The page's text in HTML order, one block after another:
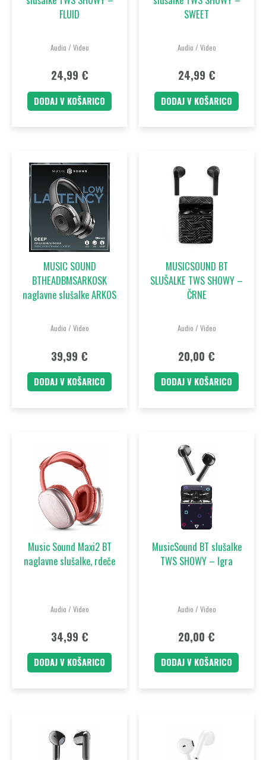
FLUID
Audio / Video
24,99 €
DODAJ V KOŠARICO
SWEET
Audio / Video
24,99 €
DODAJ V KOŠARICO
MUSIC SOUND
BTHEADBMSARKOSK
naglavne slušalke ARKOS
Audio / Video
39,99 €
DODAJ V KOŠARICO
MUSICSOUND BT
SLUŠALKE TWS SHOWY –
ČRNE
Audio / Video
20,00 €
DODAJ V KOŠARICO
Music Sound Maxi2 BT
naglavne slušalke, rdeče
Audio / Video
34,99 €
DODAJ V KOŠARICO
MusicSound BT slušalke
TWS SHOWY – Igra
Audio / Video
20,00 €
DODAJ V KOŠARICO